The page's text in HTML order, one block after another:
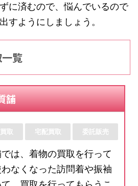
に済むので、悩んでいるので
すようにしましょう。
覧
舗
取 宅配買取 委託販売
は、着物の買取を行って
なくなった訪問着や振袖